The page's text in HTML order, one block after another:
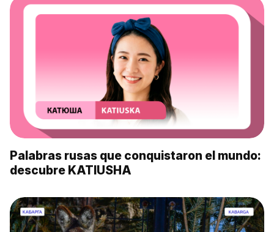
Palabras rusas que conquistaron el mundo:
descubre KATIUSHA